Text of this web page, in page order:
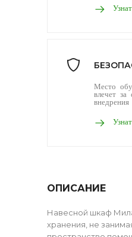
Место
влечет за
внедрения
ОПИСАНИЕ
Навесной шкаф
хранения, не